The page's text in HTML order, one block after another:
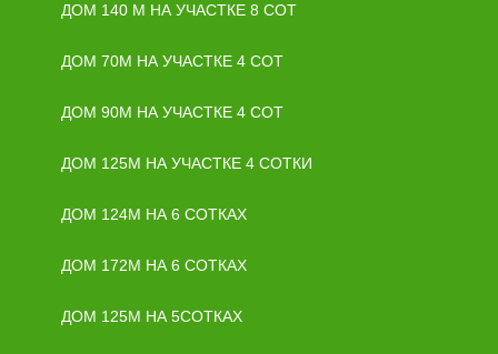
ДОМ 140 М НА УЧАСТКЕ 8 СОТ
ДОМ 70М НА УЧАСТКЕ 4 СОТ
ДОМ 90М НА УЧАСТКЕ 4 СОТ
ДОМ 125М НА УЧАСТКЕ 4 СОТКИ
ДОМ 124М НА 6 СОТКАХ
ДОМ 172М НА 6 СОТКАХ
ДОМ 125М НА 5СОТКАХ